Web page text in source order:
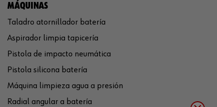
MÁQUINAS
Taladro atornillador batería
Aspirador limpia tapicería
Pistola de impacto neumática
Pistola silicona batería
Máquina limpieza agua a presión
Radial angular a batería